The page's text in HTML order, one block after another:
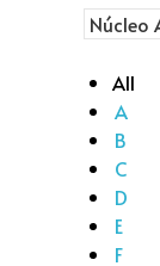
All
A
B
C
D
E
F